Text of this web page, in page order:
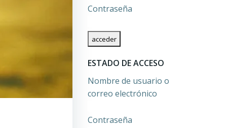
Contraseña
ESTADO DE ACCESO
Nombre de usuario o
correo electrónico
Contraseña